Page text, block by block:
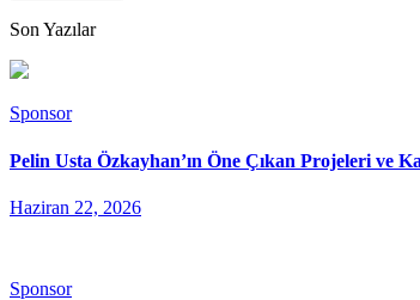
Son Yazılar
Sponsor
Pelin Usta Özkayhan’ın Öne Çıkan Projeleri ve
Haziran 22, 2026
Sponsor